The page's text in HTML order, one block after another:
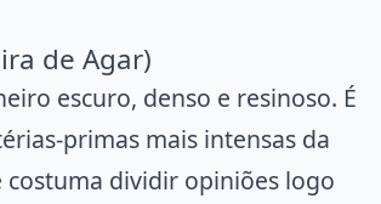
de Agar)
escuro, denso e resinoso. É
primas mais intensas da
dividir opiniões logo